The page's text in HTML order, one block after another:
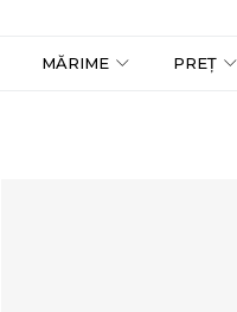
MĂRIME PREȚ